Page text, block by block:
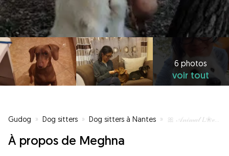
6 photos
voir tout
Gudog » Dog sitters » Dog sitters à Nantes » 🎀 𝒜𝓃𝒾𝓂𝒶𝓁 𝐿❀𝓋𝑒𝓇𝓈 🎀
À propos de Meghna